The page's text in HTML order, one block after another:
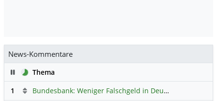
News-Kommentare
PauseThema
1
Bundesbank: Weniger Falschgeld in Deutschland